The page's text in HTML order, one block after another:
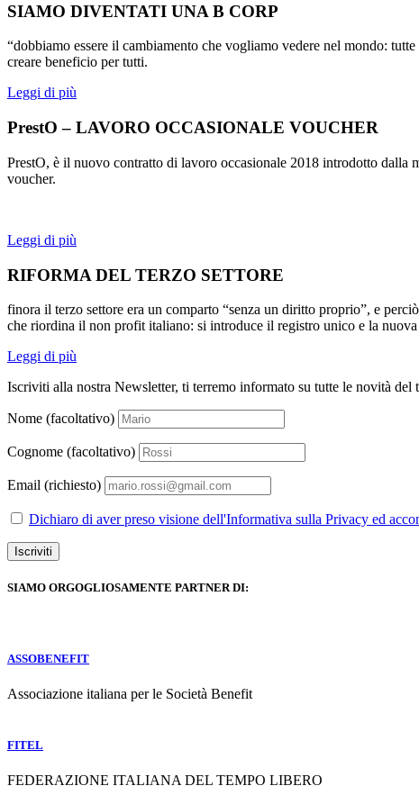
SIAMO DIVENTATI UNA B CORP
“dobbiamo essere il cambiamento che vogliamo vedere nel mondo:
creare beneficio per tutti.
Leggi di più
PrestO – LAVORO OCCASIONALE VOUCHER
PrestO, è il nuovo contratto di lavoro occasionale 2018 introdotto dalla
voucher.
Leggi di più
RIFORMA DEL TERZO SETTORE
finora il terzo settore era un comparto “senza un diritto proprio”, e
che riordina il non profit italiano: si introduce il registro unico e la
Leggi di più
Iscriviti alla nostra Newsletter, ti terremo informato su tutte le novità del
Nome (facoltativo)
Cognome (facoltativo)
Email (richiesto)
Dichiaro di aver preso visione dell'Informativa sulla Privacy ed
SIAMO ORGOGLIOSAMENTE PARTNER DI:
ASSOBENEFIT
Associazione italiana per le Società Benefit
FITEL
FEDERAZIONE ITALIANA DEL TEMPO LIBERO